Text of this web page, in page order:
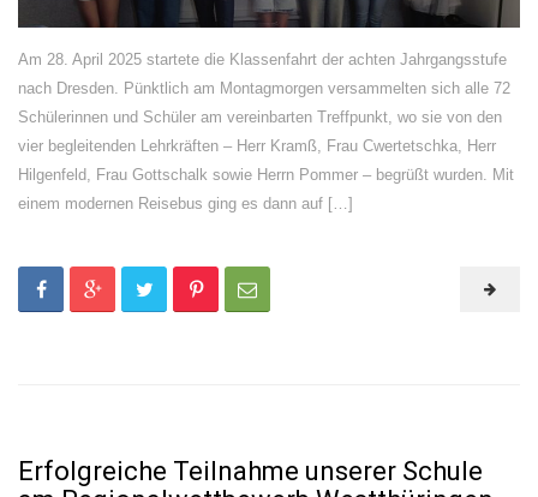
Am 28. April 2025 startete die Klassenfahrt der achten Jahrgangsstufe
nach Dresden. Pünktlich am Montagmorgen versammelten sich alle 72
Schülerinnen und Schüler am vereinbarten Treffpunkt, wo sie von den
vier begleitenden Lehrkräften – Herr Kramß, Frau Cwertetschka, Herr
Hilgenfeld, Frau Gottschalk sowie Herrn Pommer – begrüßt wurden. Mit
einem modernen Reisebus ging es dann auf […]
Erfolgreiche Teilnahme unserer Schule